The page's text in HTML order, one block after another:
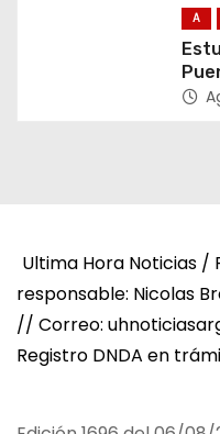
A
Ultima Hora Noticias
responsable: Nicolas
// Correo:
Registro DNDA en